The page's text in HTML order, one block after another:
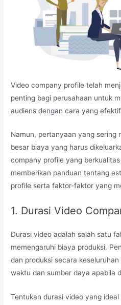
Video company profile telah
penting bagi perusahaan untuk
audiens dengan cara yang
Namun, pertanyaan yang sering
besar biaya yang harus
company profile yang
memberikan panduan tentang
profile serta faktor-faktor yang
1. Durasi Video
Durasi video adalah salah satu
memengaruhi biaya produksi.
dan produksi secara
waktu dan sumber daya apabila
Tentukan durasi video yang